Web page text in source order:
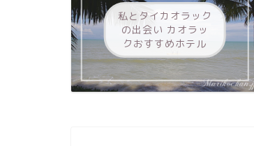
私とタイカオラック
の出会い カオラッ
クおすすめホテル